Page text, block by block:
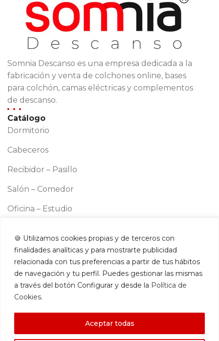
🍪 Utilizamos cookies propias y de terceros con
finalidades analíticas y para mostrarte publicidad
relacionada con tus preferencias a partir de tus hábitos
de navegación y tu perfil. Puedes gestionar las mismas
a través del botón Configurar y desde la Política de
Cookies.
Aceptar todas
Somnia Descanso es una empresa dedicada a la
fabricación y venta de colchones online, bases
para colchón, camas eléctricas y complementos
de descanso.
Catálogo
Dormitorio
Cabeceros
Recibidor – Pasillo
Salón – Comedor
Oficina – Estudio
Información
Aviso legal
Política de cookies
Términos y condiciones